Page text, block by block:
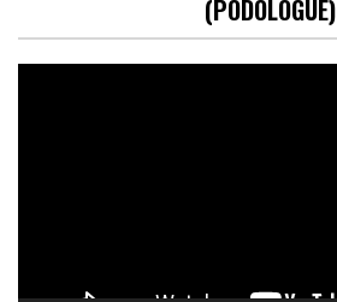
(PODOLOGUE)